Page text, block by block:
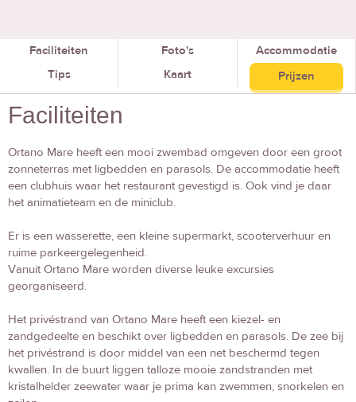
Faciliteiten Foto's
Accommodatie
Tips
Kaart Prijzen
Faciliteiten
Ortano Mare heeft een mooi zwembad omgeven door een groot
zonneterras met ligbedden en parasols. De accommodatie heeft
een clubhuis waar het restaurant gevestigd is. Ook vind je daar
het animatieteam en de miniclub.
Er is een wasserette, een kleine supermarkt, scooterverhuur en
ruime parkeergelegenheid.
Vanuit Ortano Mare worden diverse leuke excursies
georganiseerd.
Het privéstrand van Ortano Mare heeft een kiezel- en
zandgedeelte en beschikt over ligbedden en parasols. De zee bij
het privéstrand is door middel van een net beschermd tegen
kwallen. In de buurt liggen talloze mooie zandstranden met
kristalhelder zeewater waar je prima kan zwemmen, snorkelen en